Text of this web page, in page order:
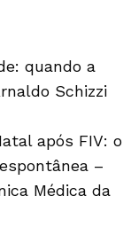
quando a
Schizzi
após FIV: o
–
Médica da